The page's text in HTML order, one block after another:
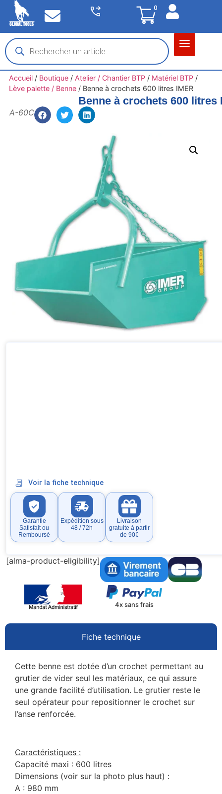
0
Accueil/ Boutique/ Atelier / Chantier BTP/ Matériel BTP/
Lève palette / Benne/ Benne à crochets 600 litres IMER
Benne à crochets 600 litres
A-60C
Voir la fiche technique
Garantie
Satisfait ou
Remboursé
Expédition sous
48 / 72h
Livraison
gratuite à partir
de 90€
[alma-product-eligibility]
4x sans frais
Fiche technique
Cette benne est dotée d’un crochet permettant au
grutier de vider seul les matériaux, ce qui assure
une grande facilité d’utilisation. Le grutier reste le
seul opérateur pour repositionner le crochet sur
l’anse renforcée.
Caractéristiques :
Capacité maxi : 600 litres
Dimensions (voir sur la photo plus haut) :
A : 980 mm